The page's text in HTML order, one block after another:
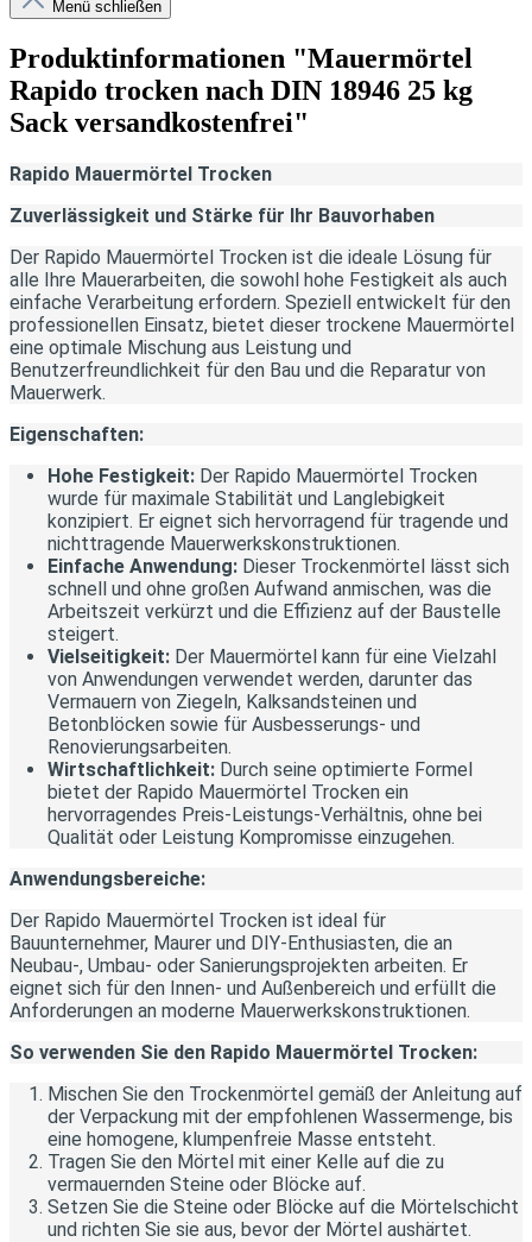
Menü schließen
Produktinformationen "Mauermörtel
Rapido trocken nach DIN 18946 25 kg
Sack versandkostenfrei"
Rapido Mauermörtel Trocken
Zuverlässigkeit und Stärke für Ihr Bauvorhaben
Der Rapido Mauermörtel Trocken ist die ideale Lösung für
alle Ihre Mauerarbeiten, die sowohl hohe Festigkeit als auch
einfache Verarbeitung erfordern. Speziell entwickelt für den
professionellen Einsatz, bietet dieser trockene Mauermörtel
eine optimale Mischung aus Leistung und
Benutzerfreundlichkeit für den Bau und die Reparatur von
Mauerwerk.
Eigenschaften:
Hohe Festigkeit: Der Rapido Mauermörtel Trocken
wurde für maximale Stabilität und Langlebigkeit
konzipiert. Er eignet sich hervorragend für tragende und
nichttragende Mauerwerkskonstruktionen.
Einfache Anwendung: Dieser Trockenmörtel lässt sich
schnell und ohne großen Aufwand anmischen, was die
Arbeitszeit verkürzt und die Effizienz auf der Baustelle
steigert.
Vielseitigkeit: Der Mauermörtel kann für eine Vielzahl
von Anwendungen verwendet werden, darunter das
Vermauern von Ziegeln, Kalksandsteinen und
Betonblöcken sowie für Ausbesserungs- und
Renovierungsarbeiten.
Wirtschaftlichkeit: Durch seine optimierte Formel
bietet der Rapido Mauermörtel Trocken ein
hervorragendes Preis-Leistungs-Verhältnis, ohne bei
Qualität oder Leistung Kompromisse einzugehen.
Anwendungsbereiche:
Der Rapido Mauermörtel Trocken ist ideal für
Bauunternehmer, Maurer und DIY-Enthusiasten, die an
Neubau-, Umbau- oder Sanierungsprojekten arbeiten. Er
eignet sich für den Innen- und Außenbereich und erfüllt die
Anforderungen an moderne Mauerwerkskonstruktionen.
So verwenden Sie den Rapido Mauermörtel Trocken:
Mischen Sie den Trockenmörtel gemäß der Anleitung auf
der Verpackung mit der empfohlenen Wassermenge, bis
eine homogene, klumpenfreie Masse entsteht.
Tragen Sie den Mörtel mit einer Kelle auf die zu
vermauernden Steine oder Blöcke auf.
Setzen Sie die Steine oder Blöcke auf die Mörtelschicht
und richten Sie sie aus, bevor der Mörtel aushärtet.